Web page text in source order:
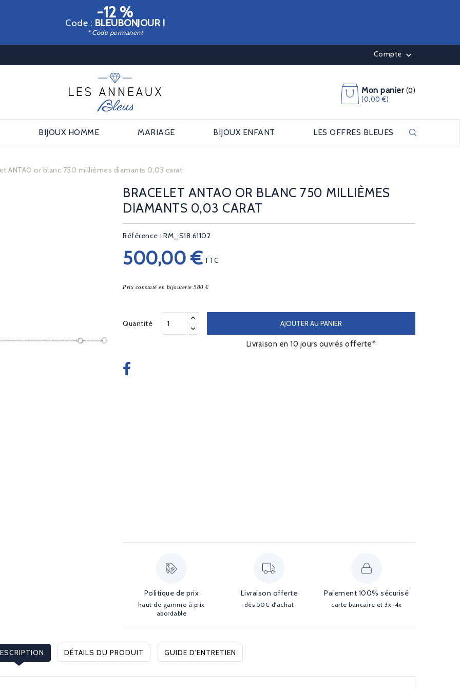
-12 %
Code : BLEUBONJOUR !
* Code permanent
Compte 
Mon panier (0)
(0,00 €)
BIJOUX HOMME MARIAGE BIJOUX ENFANT LES OFFRES BLEUES
ANTAO or blanc 750 millièmes diamants 0,03 carat
BRACELET ANTAO OR BLANC 750 MILLIÈMES
DIAMANTS 0,03 CARAT
Référence : RM_S18.61102
500,00 € TTC
Prix constaté en bijouterie 580 €
Quantité AJOUTER AU PANIER
Livraison en 10 jours ouvrés offerte*
Politique de prix
haut de gamme à prix
abordable
Livraison offerte
dès 50€ d'achat
Paiement 100% sécurisé
carte bancaire et 3x-4x
DÉTAILS DU PRODUIT GUIDE D'ENTRETIEN